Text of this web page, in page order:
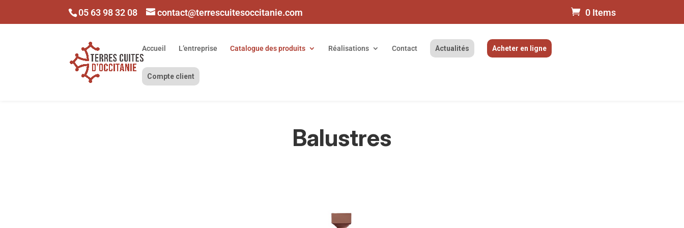
05 63 98 32 08 contact@terrescuitesoccitanie.com 0 Items
Accueil L’entreprise Catalogue des produits Réalisations Contact Actualités Acheter en ligne
Compte client
Balustres